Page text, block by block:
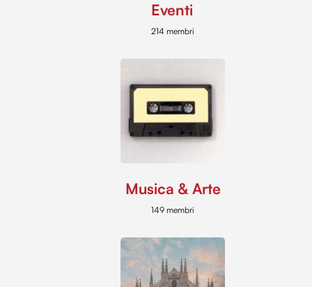
Eventi
214 membri
Musica & Arte
149 membri